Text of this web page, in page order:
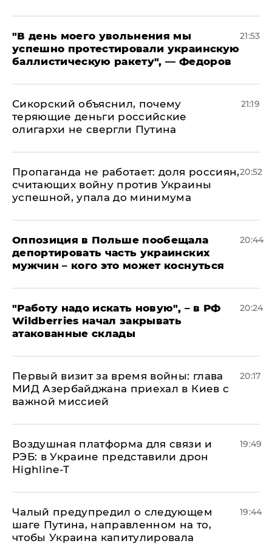
​"В день моего увольнения мы
успешно протестировали украинскую
баллистическую ракету", — Федоров
21:53
Сикорский объяснил, почему
теряющие деньги российские
олигархи не свергли Путина
21:19
​Пропаганда не работает: доля россиян,
считающих войну против Украины
успешной, упала до минимума
20:52
Оппозиция в Польше пообещала
депортировать часть украинских
мужчин – кого это может коснуться
20:44
"Работу надо искать новую", – в РФ
Wildberries начал закрывать
атакованные склады
20:24
Первый визит за время войны: глава
МИД Азербайджана приехал в Киев с
важной миссией
20:17
Воздушная платформа для связи и
РЭБ: в Украине представили дрон
Highline-T
19:49
Чалый предупредил о следующем
шаге Путина, направленном на то,
чтобы Украина капитулировала
19:44